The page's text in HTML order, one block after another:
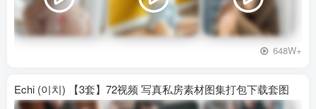
648W+
Echi (이치) 【3套】72视频 写真私房素材图集打包下载套图